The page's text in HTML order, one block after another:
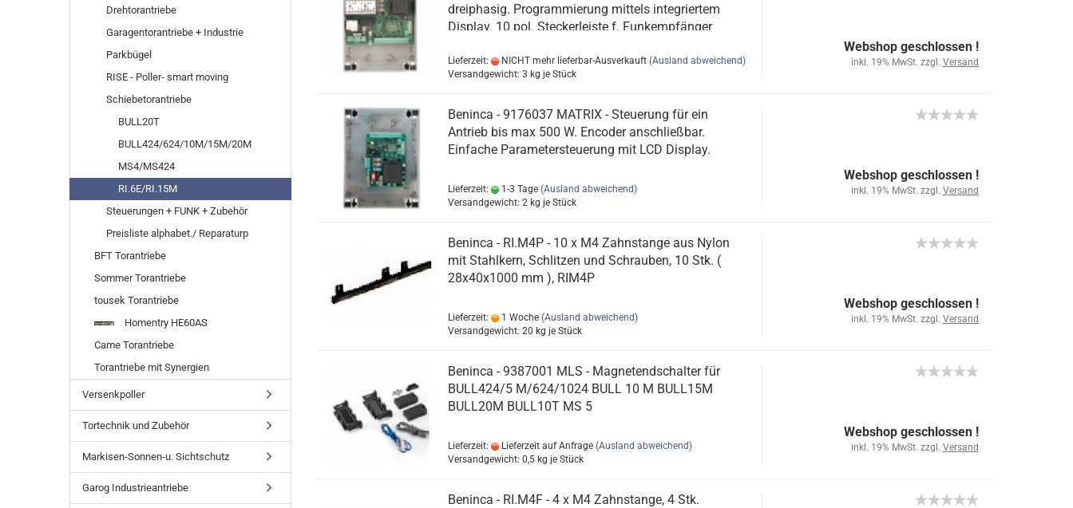
dreiphasig. Programmierung mittels integriertem
Display. 10 pol. Steckerleiste f. Funkempfänger
Lieferzeit: NICHT mehr lieferbar-Ausverkauft (Ausland abweichend)
Versandgewicht: 3 kg je Stück
Webshop geschlossen !
inkl. 19% MwSt. zzgl. Versand
Beninca - 9176037 MATRIX - Steuerung für ein
Antrieb bis max 500 W. Encoder anschließbar.
Einfache Parametersteuerung mit LCD Display.
Lieferzeit: 1-3 Tage (Ausland abweichend)
Versandgewicht: 2kg je Stück
Webshop geschlossen !
inkl. 19% MwSt. zzgl. Versand
Beninca - RI.M4P - 10 x M4 Zahnstange aus Nylon
mit Stahlkern, Schlitzen und Schrauben, 10 Stk. (
28x40x1000 mm ), RIM4P
Lieferzeit: 1 Woche (Ausland abweichend)
Versandgewicht: 20 kg je Stück
Webshop geschlossen !
inkl. 19% MwSt. zzgl. Versand
Beninca - 9387001 MLS - Magnetendschalter für
BULL424/5 M/624/1024 BULL 10 M BULL15M
BULL20M BULL10T MS 5
Lieferzeit: Lieferzeit auf Anfrage (Ausland abweichend)
Versandgewicht: 0,5kg je Stück
Webshop geschlossen !
inkl. 19% MwSt. zzgl. Versand
Beninca - RI.M4F - 4 x M4 Zahnstange, 4 Stk.
Drehtorantriebe
Garagentorantriebe + Industrie
Parkbügel
RISE - Poller- smart moving
Schiebetorantriebe
BULL20T
BULL424/624/10M/15M/20M
MS4/MS424
RI.6E/RI.15M
Steuerungen + FUNK + Zubehör
Preisliste alphabet./ Reparaturp
BFT Torantriebe
Sommer Torantriebe
tousek Torantriebe
Homentry HE60AS
Came Torantriebe
Torantriebe mit Synergien
Versenkpoller
Tortechnik und Zubehör
Markisen-Sonnen-u. Sichtschutz
Garog Industrieantriebe